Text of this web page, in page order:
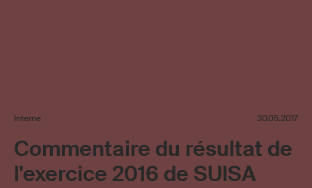
Interne 30.05.2017
Commentaire du résultat de
l'exercice 2016 de SUISA